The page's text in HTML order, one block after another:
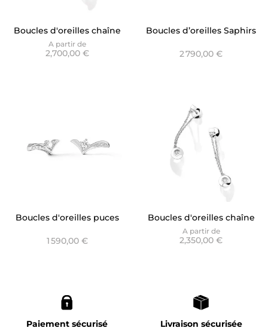
Boucles d'oreilles chaîne
Envol - Dancing Stone
Pavé
A partir de
2,700,00 €
Boucles d’oreilles Saphirs
2 790,00 €
Boucles d'oreilles puces
Diane
1 590,00 €
Boucles d'oreilles chaîne
Envol - Dancing Stone
A partir de
2,350,00 €
Paiement sécurisé Livraison sécurisée